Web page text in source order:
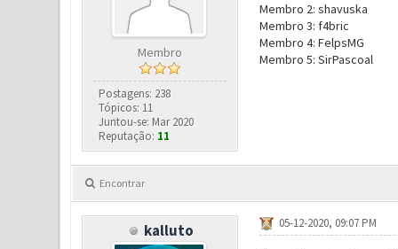
Membro
Postagens: 238
Tópicos: 11
Juntou-se: Mar 2020
Reputação: 11
Membro 2: shavuska
Membro 3: f4bric
Membro 4: FelpsMG
Membro 5: SirPascoal
Encontrar
kalluto 05-12-2020, 09:07 PM